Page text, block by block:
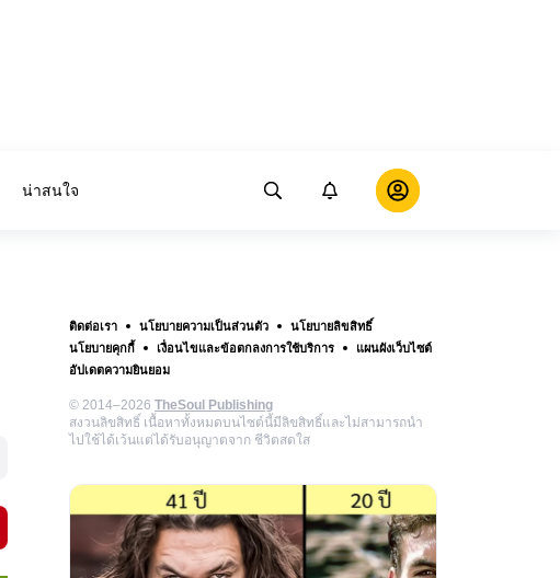
น่าสนใจ
ติดต่อเรา นโยบายความเป็นส่วนตัว
นโยบายลิขสิทธิ์
นโยบายคุกกี้
เงื่อนไขและข้อตกลงการใช้บริการ
แผนผังเว็บไซต์
อัปเดตความยินยอม
© 2014–2026 TheSoul Publishing
สงวนลิขสิทธิ์ เนื้อหาทั้งหมดบนไซต์นี้มีลิขสิทธิ์และไม่สามารถนำ
ไปใช้ได้เว้นแต่ได้รับอนุญาตจาก ชีวิตสดใส